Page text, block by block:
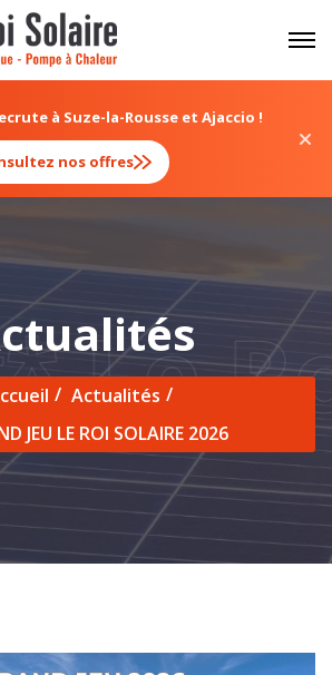
à Suze-la-Rousse et Ajaccio !
nos offres
Le
Actualités
JEU LE ROI SOLAIRE 2026
cookies